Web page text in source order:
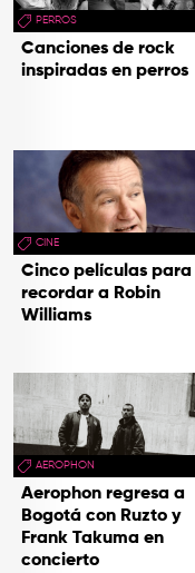
PERROS
Canciones de rock
inspiradas en perros
CINE
Cinco películas para
recordar a Robin
Williams
AEROPHON
Aerophon regresa a
Bogotá con Ruzto y
Frank Takuma en
concierto